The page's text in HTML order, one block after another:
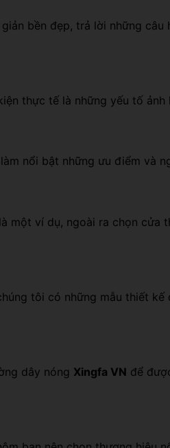
bền đẹp, trả lời những câu
thực tế là những yếu tố ảnh
nổi bật những ưu điểm và
một ví dụ, ngoài ra chọn cửa
tôi có những mẫu thiết
dây nóng Xingfa VN để